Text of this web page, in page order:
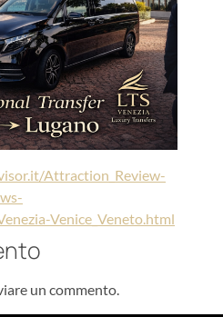
Attraction_Review-
Venice_Veneto.html
un commento.